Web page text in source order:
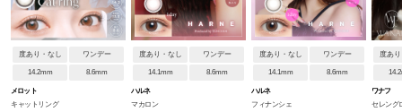
度あり・なし ワンデー
14.2mm 8.6mm
メロット
キャットリング
度あり・なし ワンデー
14.1mm 8.6mm
ハルネ
マカロン
度あり・なし ワンデー
14.1mm 8.6mm
ハルネ
フィナンシェ
度あ
ワナフ
セレング